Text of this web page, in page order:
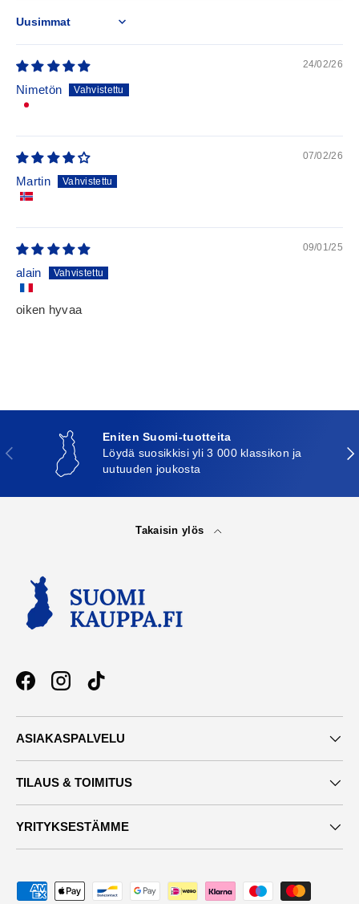
Sort by
24/02/26
Nimetön
07/02/26
Martin
09/01/25
alain
oiken hyvaa
Edellinen
Eniten Suomi-tuotteita
Löydä suosikkisi yli 3 000 klassikon ja
uutuuden joukosta
Takaisin ylös
FacebookInstagramTikTok
ASIAKASPALVELU
TILAUS & TOIMITUS
YRITYKSESTÄMME
Maksutavat